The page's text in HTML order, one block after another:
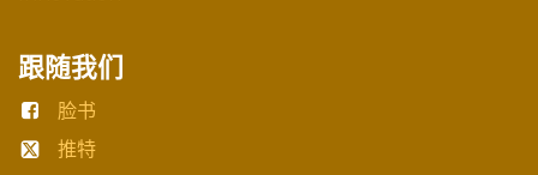
跟随我们
脸书
推特